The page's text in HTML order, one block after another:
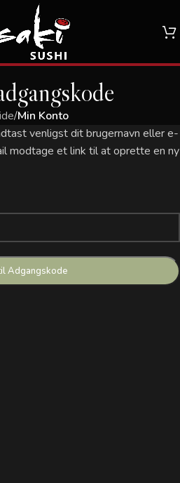
/Min Konto
venligst dit brugernavn eller e-
modtage et link til at oprette en ny
Adgangskode